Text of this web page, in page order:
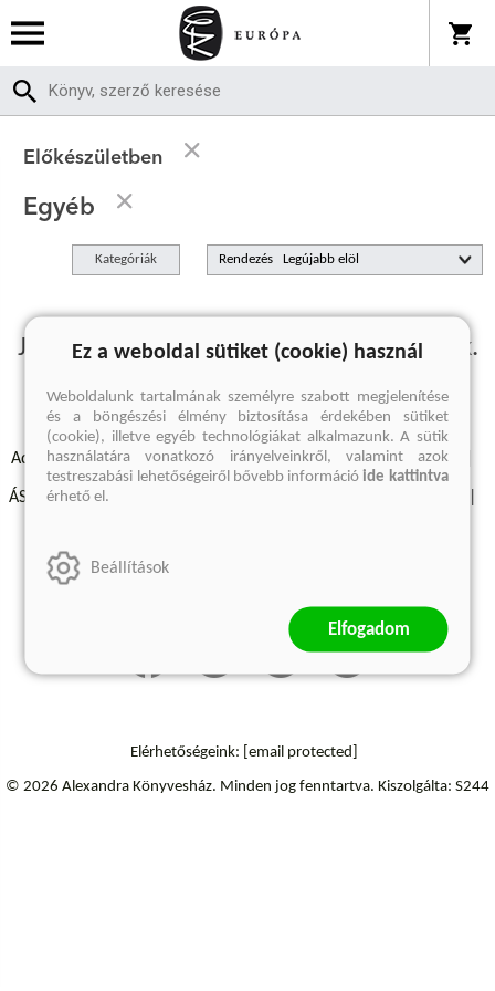
Előkészületben
Egyéb
Kategóriák Rendezés
Jelenleg nincs előkészületben termékünk.
Adatvédelmi szabályzatok Elállási felmondási nyilatkozat
ÁSZF - Vásárlási feltételek
Szállítási információk
Elérhetőségeink: [email protected]
© 2026 Alexandra Könyvesház. Minden jog fenntartva. Kiszolgálta: S244
Ez a weboldal sütiket (cookie) használ
Weboldalunk tartalmának személyre szabott megjelenítése
és a böngészési élmény biztosítása érdekében sütiket
(cookie), illetve egyéb technológiákat alkalmazunk. A sütik
használatára vonatkozó irányelveinkről, valamint azok
testreszabási lehetőségeiről bővebb információide kattintva
érhető el.
Beállítások
Elfogadom